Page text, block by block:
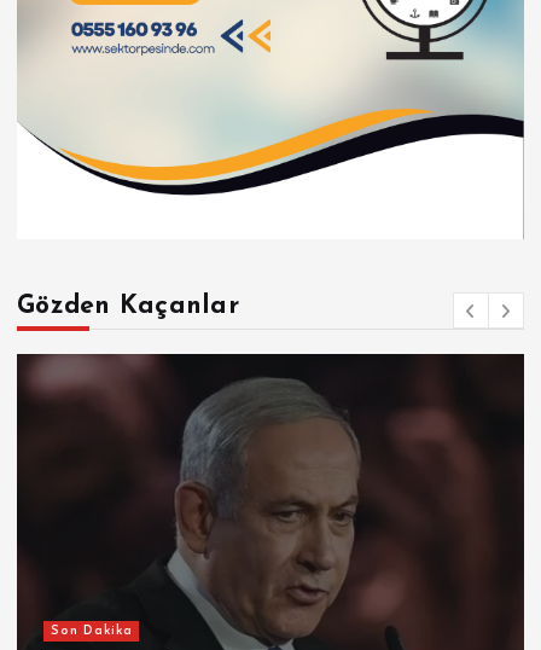
Gözden Kaçanlar
Son Dakika